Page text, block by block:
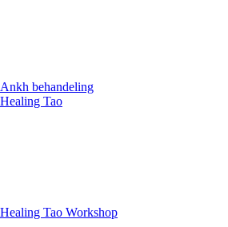
Ankh behandeling
Healing Tao
Healing Tao Workshop